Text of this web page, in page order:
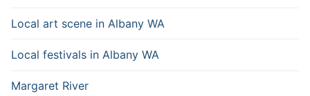
Local art scene in Albany WA
Local festivals in Albany WA
Margaret River